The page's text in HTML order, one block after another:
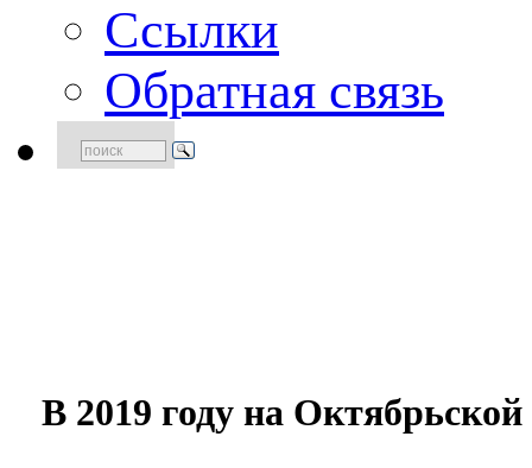
Ссылки
Обратная связь
В 2019 году на